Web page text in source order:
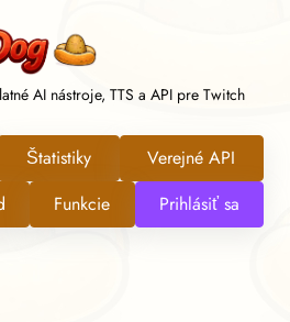
AI nástroje, TTS a API pre Twitch
Štatistiky
Verejné API
Funkcie Prihlásiť sa